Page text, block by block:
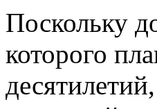
Поскольку
которого